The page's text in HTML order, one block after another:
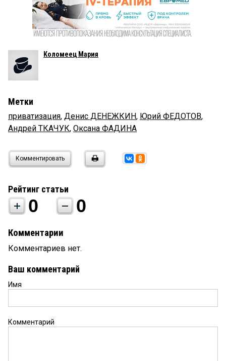
Коломеец Мария
Метки
приватизация, Денис ДЕНЕЖКИН, Юрий ФЕДОТОВ,
Андрей ТКАЧУК, Оксана ФАДИНА
Комментировать
Рейтинг статьи
0 0
Комментарии
Комментариев нет.
Ваш комментарий
Имя
Комментарий